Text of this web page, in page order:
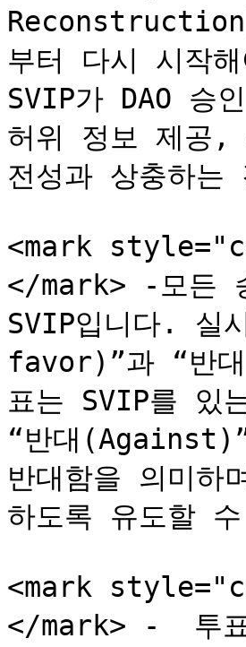
부터 다시 시작
SVIP가 DAO 승
허위 정보 제공,
전성과 상충하는
<mark
</mark> -모든
SVIP입니다. 실
favor)”과 “반
표는 SVIP를 있
“반대
반대함을 의미
하도록 유도할
<mark
</mark> -  투표